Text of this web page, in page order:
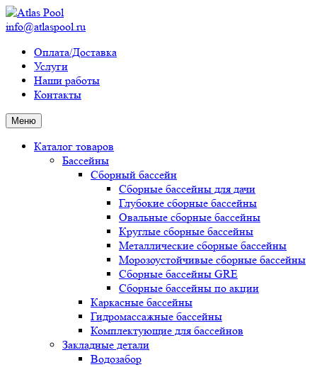
info@atlaspool.ru
Оплата/Доставка
Услуги
Наши работы
Контакты
Меню
Каталог товаров
Бассейны
Сборный бассейн
Сборные бассейны для дачи
Глубокие сборные бассейны
Овальные сборные бассейны
Круглые сборные бассейны
Металлические сборные бассейны
Морозоустойчивые сборные бассейны
Сборные бассейны GRE
Сборные бассейны по акции
Каркасные бассейны
Гидромассажные бассейны
Комплектующие для бассейнов
Закладные детали
Водозабор